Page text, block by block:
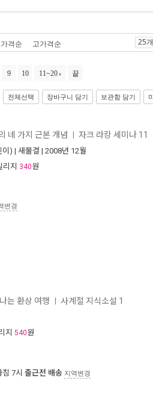
격순 고가격순 25개
9 10 11~20 끝
전체선택 장바구니 담기 보관함 담기
네 가지 근본 개념 자크 라캉 세미나 11
이) | 새물결 | 2008년 12월
리지 340원
변경
는 환상 여행 사계절 지식소설 1
지 540원
7시 출근전 배송 지역변경